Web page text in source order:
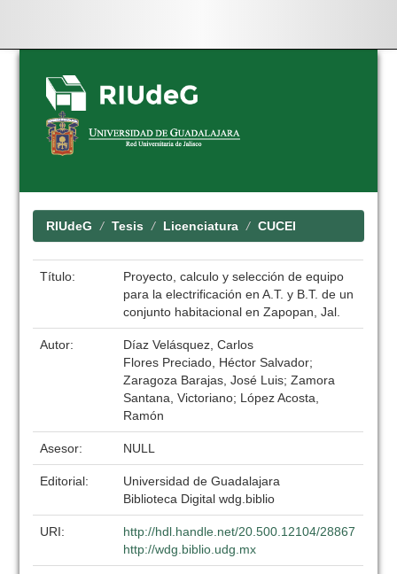
Skip
navigation
RIUdeG Tesis Licenciatura CUCEI
Título:
Proyecto, calculo y selección de equipo
para la electrificación en A.T. y B.T. de un
conjunto habitacional en Zapopan, Jal.
Autor:
Díaz Velásquez, Carlos
Flores Preciado, Héctor Salvador;
Zaragoza Barajas, José Luis; Zamora
Santana, Victoriano; López Acosta,
Ramón
Asesor: NULL
Editorial:
Universidad de Guadalajara
Biblioteca Digital wdg.biblio
URI:
http://hdl.handle.net/20.500.12104/28867
http://wdg.biblio.udg.mx